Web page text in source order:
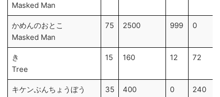
Masked Man
かめんのおとこ
Masked Man
75 2500 999 0
き
Tree
15 160 12 72
キケンぶんちょうぼう
35 400 0 240